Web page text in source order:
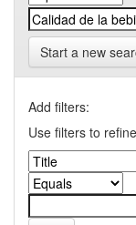
Start a new
Add filters:
Use filters to